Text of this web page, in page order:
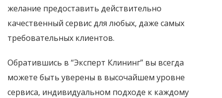
желание предоставить действительно
качественный сервис для любых, даже самых
требовательных клиентов.
Обратившись в “Эксперт Клининг” вы всегда
можете быть уверены в высочайшем уровне
сервиса, индивидуальном подходе к каждому